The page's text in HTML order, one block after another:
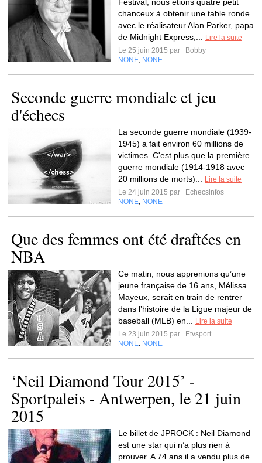
chanceux à obtenir une table ronde
avec le réalisateur Alan Parker, papa
de Midnight Express,...
Lire la suite
Le 25 juin 2015 par
Bobby
NONE NONE
Seconde guerre mondiale et jeu
d'échecs
La seconde guerre mondiale (1939-
1945) a fait environ 60 millions de
victimes. C'est plus que la première
guerre mondiale (1914-1918 avec
20 millions de morts)...
Lire la suite
Le 24 juin 2015 par
Echecsinfos
NONE NONE
Que des femmes ont été draftées en
NBA
Ce matin, nous apprenions qu’une
jeune française de 16 ans, Mélissa
Mayeux, serait en train de rentrer
dans l’histoire de la Ligue majeur de
baseball (MLB) en...
Lire la suite
Le 23 juin 2015 par
Etvsport
NONE NONE
‘Neil Diamond Tour 2015’ -
Sportpaleis - Antwerpen, le 21 juin
2015
Le billet de JPROCK : Neil Diamond
est une star qui n’a plus rien à
prouver. A 74 ans il a vendu plus de